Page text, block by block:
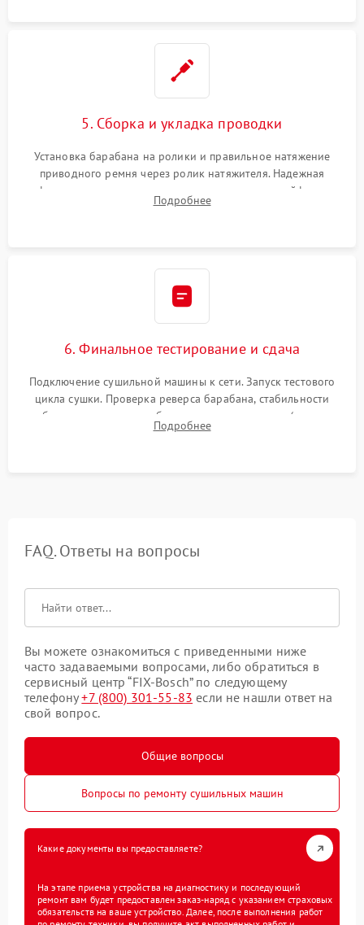
5. Сборка и укладка проводки
Установка барабана на ролики и правильное натяжение
приводного ремня через ролик натяжителя. Надежная
фиксация всех узлов, подключение клемм и шлейфов к
модулю управления. Монтаж корпусных панелей, люка и
Подробнее
6. Финальное тестирование и сдача
Подключение сушильной машины к сети. Запуск тестового
цикла сушки. Проверка реверса барабана, стабильности
набора температуры, работы дренажного насоса (откачка
конденсата) и отсутствия посторонних скрипов, стуков или
Подробнее
FAQ. Ответы на вопросы
Вы можете ознакомиться с приведенными ниже
часто задаваемыми вопросами, либо обратиться в
сервисный центр “FIX-Bosch” по следующему
телефону+7 (800) 301-55-83 если не нашли ответ на
свой вопрос.
Общие вопросы
Вопросы по ремонту сушильных машин
Какие документы вы предоставляете?
На этапе приема устройства на диагностику и последующий
ремонт вам будет предоставлен заказ-наряд с указанием страховых
обязательств на ваше устройство. Далее, после выполнения работ